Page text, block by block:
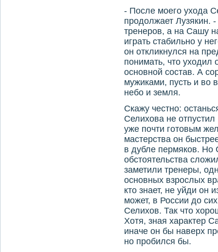
- После моего ухода
продолжает Лузякин.
тренеров, а на Сашу
играть стабильно у
он откликнулся на
понимать, что уходил
основной состав. А
мужиками, пусть и во
небо и земля.
Скажу честно:
Селихова не
уже почти готовым
мастерства он
в дубле пермяков. Но
обстоятельства
заметили тренеры,
основных взрослых
кто знает, не уйди он
может, в России до
Селихов. Так что
Хотя, зная характер
иначе он бы наверх
но пробился бы.